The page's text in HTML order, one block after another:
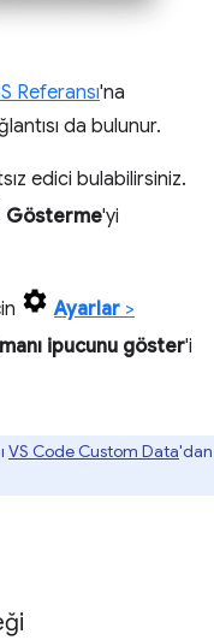
Referansı'na
da bulunur.
edici bulabilirsiniz.
Gösterme'yi
Ayarlar >
ipucunu göster'i
VS Code Custom Data'dan